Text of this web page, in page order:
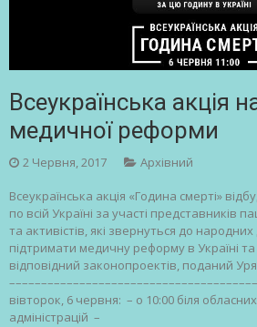
Всеукраїнська акція
медичної реформи
2 Червня, 2017 Архівний
Всеукраїнська акція «Година смерті»
по всій Україні за участі представників
та активістів, які звернуться до
підтримати медичну реформу в Україні
відповідний законопроектів, поданий
вівторок, 6 червня: – о 10:00 біля
адміністрацій –